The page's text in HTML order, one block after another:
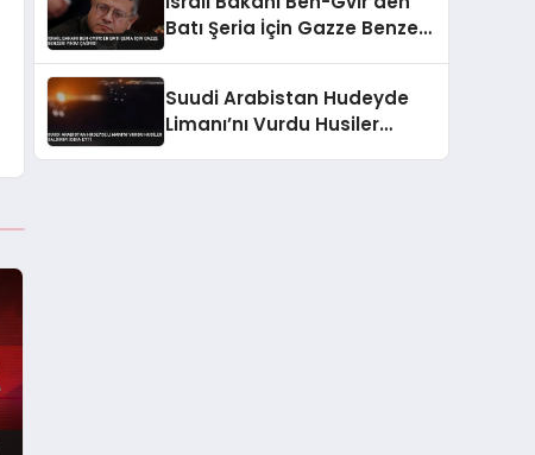
Batı Şeria İçin Gazze Benzeri
Suudi Arabistan Hudeyde
Limanı’nı Vurdu Husiler